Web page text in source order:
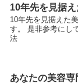
10年先を見据
10年先を見据えた
す。 是非参考にし
法
あなたの美容専